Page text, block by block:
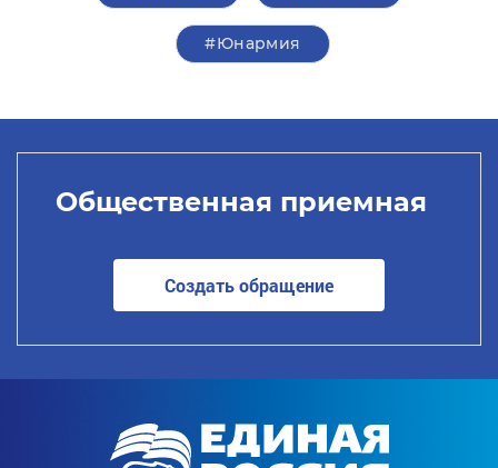
#Юнармия
Общественная приемная
Создать обращение